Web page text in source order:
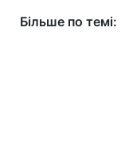
Більше по темі: